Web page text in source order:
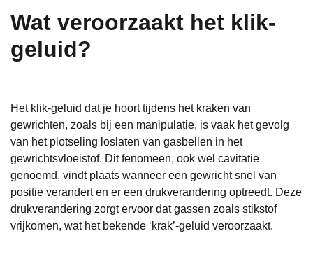
Wat veroorzaakt het klik-
geluid?
Het klik-geluid dat je hoort tijdens het kraken van
gewrichten, zoals bij een manipulatie, is vaak het gevolg
van het plotseling loslaten van gasbellen in het
gewrichtsvloeistof. Dit fenomeen, ook wel cavitatie
genoemd, vindt plaats wanneer een gewricht snel van
positie verandert en er een drukverandering optreedt. Deze
drukverandering zorgt ervoor dat gassen zoals stikstof
vrijkomen, wat het bekende ‘krak’-geluid veroorzaakt.